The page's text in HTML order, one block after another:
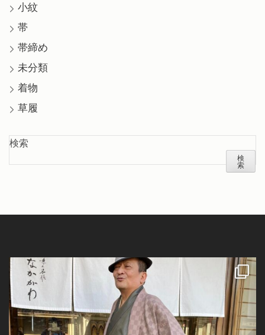
小紋
帯
帯締め
未分類
着物
草履
検索
検
索